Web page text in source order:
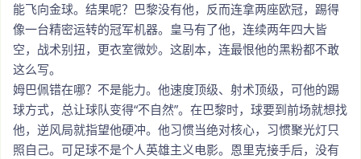
能飞向金球。结果呢？巴黎没有他，反而连拿两座欧冠，踢得
像一台精密运转的冠军机器。皇马有了他，连续两年四大皆
空，战术别扭，更衣室微妙。这剧本，连最恨他的黑粉都不敢
这么写。
姆巴佩错在哪？不是能力。他速度顶级、射术顶级，可他的踢
球方式，总让球队变得“不自然”。在巴黎时，球要到前场就想找
他，逆风局就指望他硬冲。他习惯当绝对核心，习惯聚光灯只
照自己。可足球不是个人英雄主义电影。恩里克接手后，没有